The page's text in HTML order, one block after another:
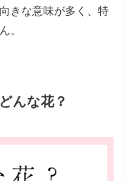
きな意味が多く、特
。
んな花？